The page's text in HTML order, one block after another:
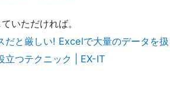
いただければ。
だと厳しい! Excelで大量のデータを
立つテクニック | EX-IT